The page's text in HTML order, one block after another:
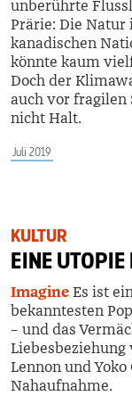
unberührte
Prärie: Die Natur
kanadischen
könnte kaum
Doch der
auch vor fragilen
nicht Halt.
Juli 2019
KULTUR
EINE
ImagineEs ist
bekanntesten
– und das
Liebesbeziehung
Lennon und Yoko
Nahaufnahme.